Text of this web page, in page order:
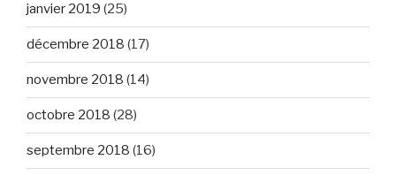
janvier 2019 (25)
décembre 2018 (17)
novembre 2018 (14)
octobre 2018 (28)
septembre 2018 (16)